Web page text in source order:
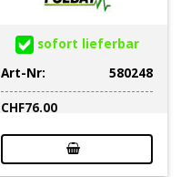
sofort lieferbar
Art-Nr:
580248
CHF76.00